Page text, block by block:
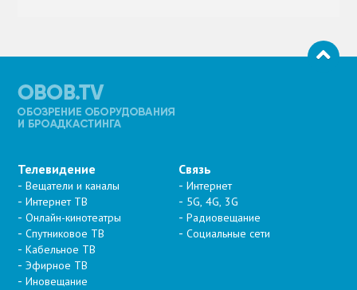
Телевидение
Вещатели и каналы
Интернет ТВ
Онлайн-кинотеатры
Спутниковое ТВ
Кабельное ТВ
Эфирное ТВ
Иновещание
Связь
Интернет
5G, 4G, 3G
Радиовещание
Социальные сети